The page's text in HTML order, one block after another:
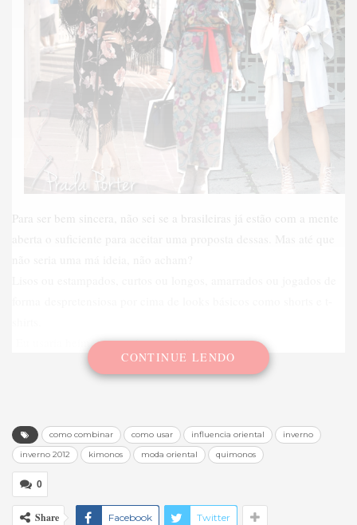
Para ser bem sincera, não sei se a brasileiras já estão com a mente
Eu usaria heim, mas será que rola??
CONTINUE LENDO
como combinar como usar influencia oriental
inverno
inverno 2012
kimonos moda oriental quimonos
0
Share Facebook Twitter